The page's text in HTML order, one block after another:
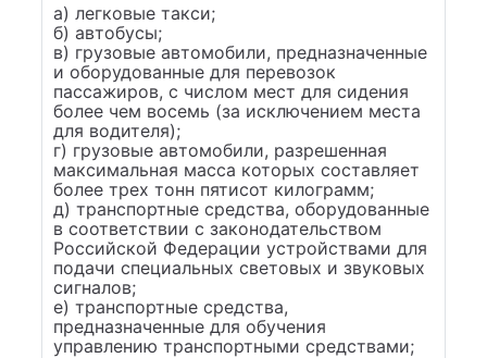
а) легковые такси;
б) автобусы;
в) грузовые автомобили, предназначенные
и оборудованные для перевозок
пассажиров, с числом мест для сидения
более чем восемь (за исключением места
для водителя);
г) грузовые автомобили, разрешенная
максимальная масса которых составляет
более трех тонн пятисот килограмм;
д) транспортные средства, оборудованные
в соответствии с законодательством
Российской Федерации устройствами для
подачи специальных световых и звуковых
сигналов;
е) транспортные средства,
предназначенные для обучения
управлению транспортными средствами;